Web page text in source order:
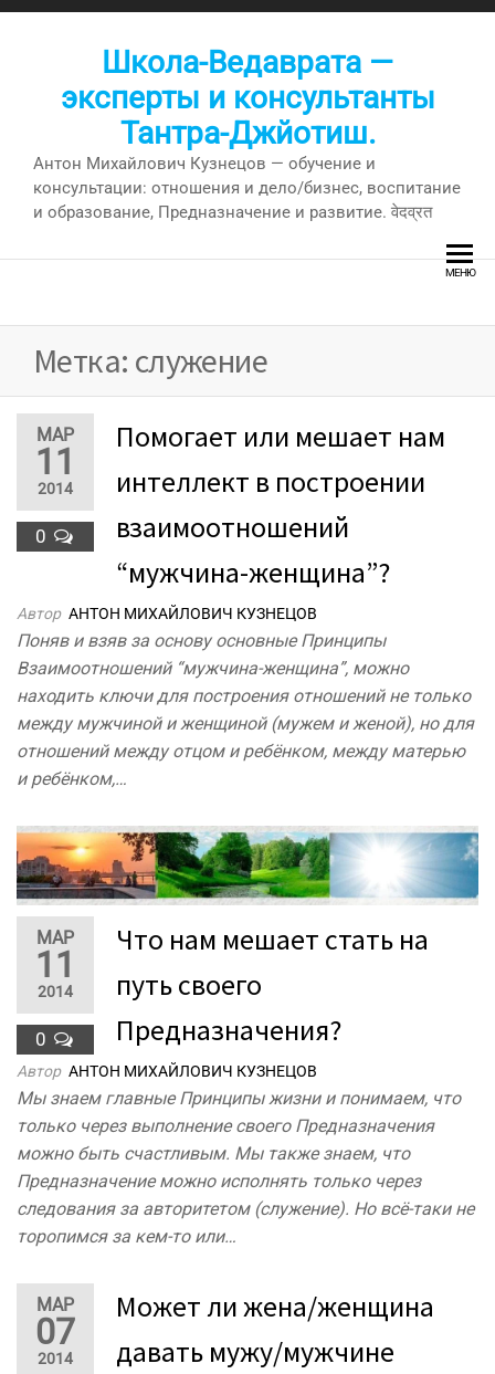
Перейти
Школа-Ведаврата —
эксперты и консультанты
Тантра-Джйотиш.
Антон Михайлович Кузнецов — обучение и
консультации: отношения и дело/бизнес, воспитание
и образование, Предназначение и развитие. वेदव्रत
МЕНЮ
Метка: служение
МАР
11
2014
0
Помогает или мешает нам
интеллект в построении
взаимоотношений
“мужчина-женщина”?
Автор АНТОН МИХАЙЛОВИЧ КУЗНЕЦОВ
Поняв и взяв за основу основные Принципы
Взаимоотношений “мужчина-женщина”, можно
находить ключи для построения отношений не только
между мужчиной и женщиной (мужем и женой), но для
отношений между отцом и ребёнком, между матерью
и ребёнком,…
МАР
11
2014
0
Что нам мешает стать на
путь своего
Предназначения?
Автор АНТОН МИХАЙЛОВИЧ КУЗНЕЦОВ
Мы знаем главные Принципы жизни и понимаем, что
только через выполнение своего Предназначения
можно быть счастливым. Мы также знаем, что
Предназначение можно исполнять только через
следования за авторитетом (служение). Но всё-таки не
торопимся за кем-то или…
МАР
07
2014
Может ли жена/женщина
давать мужу/мужчине